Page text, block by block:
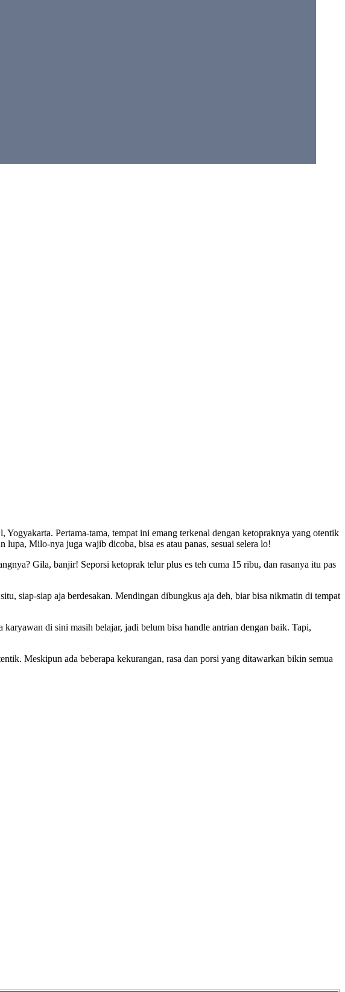
Pertama-tama, tempat ini emang terkenal dengan ketopraknya yang otentik
Milo-nya juga wajib dicoba, bisa es atau panas, sesuai selera lo!
Gila, banjir! Seporsi ketoprak telur plus es teh cuma 15 ribu, dan rasanya itu pas
siap-siap aja berdesakan. Mendingan dibungkus aja deh, biar bisa nikmatin di tempat
di sini masih belajar, jadi belum bisa handle antrian dengan baik. Tapi,
Meskipun ada beberapa kekurangan, rasa dan porsi yang ditawarkan bikin semua